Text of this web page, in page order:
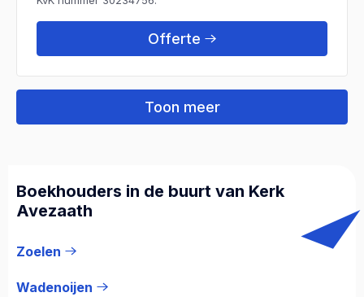
Offerte
Toon meer
Boekhouders in de buurt van Kerk
Avezaath
Zoelen
Wadenoijen